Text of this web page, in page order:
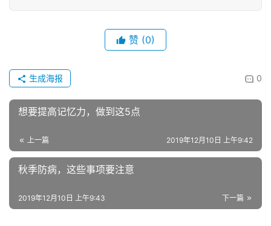
母
婴
亲
子
女
性
时
赞 (0)
0
生成海报
想要提高记忆力，做到这5点
上一篇 2019年12月10日 上午9:42
秋季防病，这些事项要注意
下一篇
2019年12月10日 上午9:43